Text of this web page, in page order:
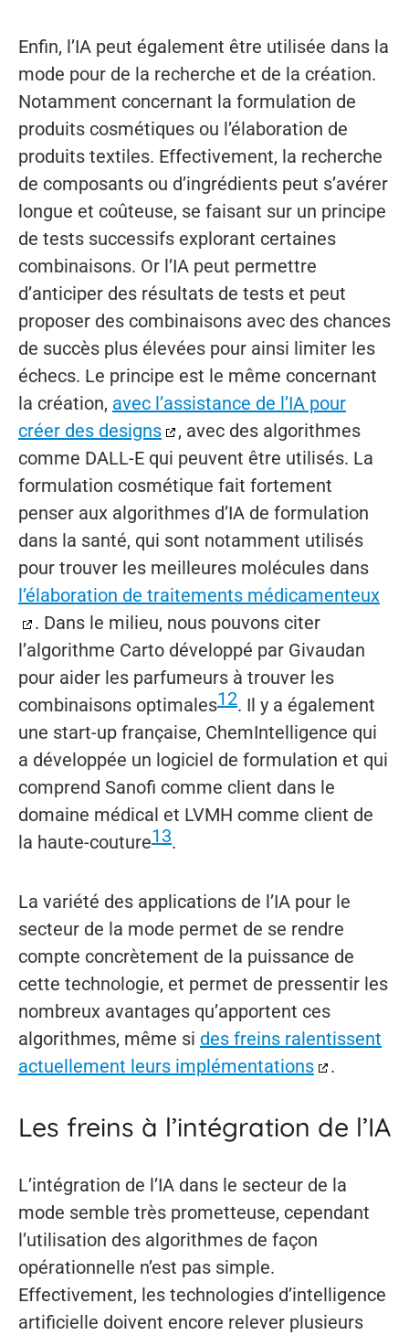
Enfin, l’IA peut également être utilisée dans la
mode pour de la recherche et de la création.
Notamment concernant la formulation de
produits cosmétiques ou l’élaboration de
produits textiles. Effectivement, la recherche
de composants ou d’ingrédients peut s’avérer
longue et coûteuse, se faisant sur un principe
de tests successifs explorant certaines
combinaisons. Or l’IA peut permettre
d’anticiper des résultats de tests et peut
proposer des combinaisons avec des chances
de succès plus élevées pour ainsi limiter les
échecs. Le principe est le même concernant
la création, avec l’assistance de l’IA pour
créer des designs
, avec des algorithmes
comme DALL-E qui peuvent être utilisés. La
formulation cosmétique fait fortement
penser aux algorithmes d’IA de formulation
dans la santé, qui sont notamment utilisés
pour trouver les meilleures molécules dans
l’élaboration de traitements médicamenteux
. Dans le milieu, nous pouvons citer
l’algorithme Carto développé par Givaudan
pour aider les parfumeurs à trouver les
combinaisons optimales12. Il y a également
une start-up française, ChemIntelligence qui
a développée un logiciel de formulation et qui
comprend Sanofi comme client dans le
domaine médical et LVMH comme client de
la haute-couture13.
La variété des applications de l’IA pour le
secteur de la mode permet de se rendre
compte concrètement de la puissance de
cette technologie, et permet de pressentir les
nombreux avantages qu’apportent ces
algorithmes, même si des freins ralentissent
actuellement leurs implémentations
.
Les freins à l’intégration de l’IA
L’intégration de l’IA dans le secteur de la
mode semble très prometteuse, cependant
l’utilisation des algorithmes de façon
opérationnelle n’est pas simple.
Effectivement, les technologies d’intelligence
artificielle doivent encore relever plusieurs